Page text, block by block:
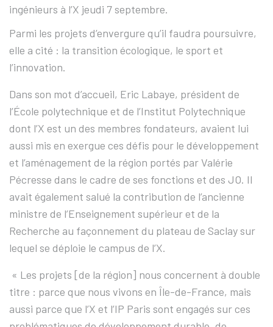
ingénieurs à l’X jeudi 7 septembre.
Parmi les projets d’envergure qu’il faudra poursuivre,
elle a cité : la transition écologique, le sport et
l’innovation.
Dans son mot d’accueil, Eric Labaye, président de
l’École polytechnique et de l’Institut Polytechnique
dont l’X est un des membres fondateurs, avaient lui
aussi mis en exergue ces défis pour le développement
et l’aménagement de la région portés par Valérie
Pécresse dans le cadre de ses fonctions et des JO. Il
avait également salué la contribution de l’ancienne
ministre de l’Enseignement supérieur et de la
Recherche au façonnement du plateau de Saclay sur
lequel se déploie le campus de l’X.
« Les projets [de la région] nous concernent à double
titre : parce que nous vivons en Île-de-France, mais
aussi parce que l’X et l’IP Paris sont engagés sur ces